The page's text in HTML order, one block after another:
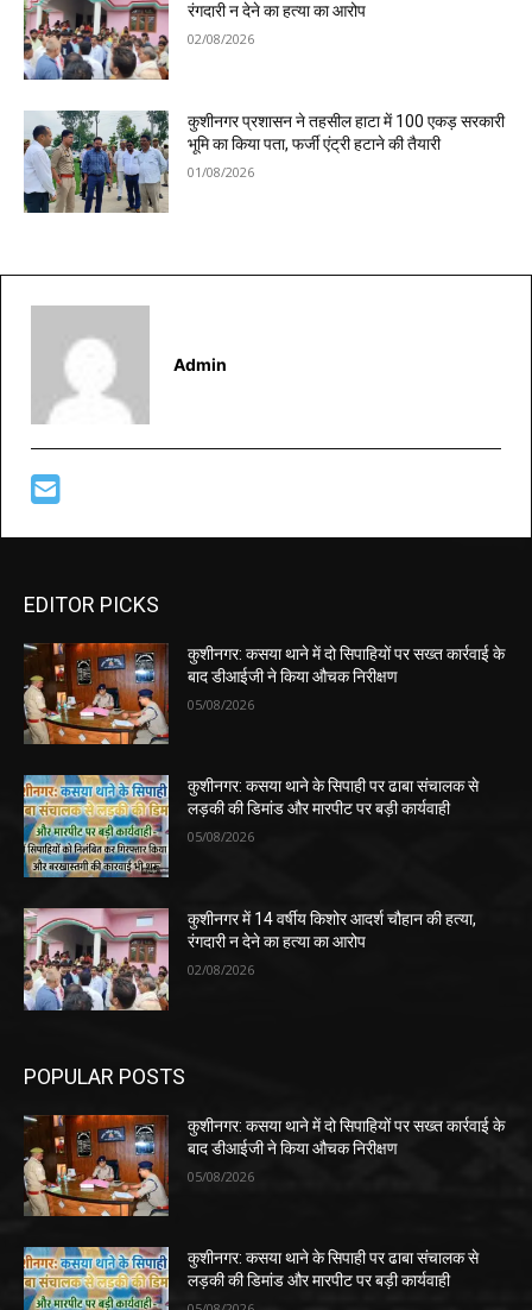
रंगदारी न देने का हत्या का आरोप
02/08/2026
कुशीनगर प्रशासन ने तहसील हाटा में 100 एकड़ सरकारी
भूमि का किया पता, फर्जी एंट्री हटाने की तैयारी
01/08/2026
Admin
EDITOR PICKS
कुशीनगर: कसया थाने में दो सिपाहियों पर सख्त कार्रवाई के
बाद डीआईजी ने किया औचक निरीक्षण
05/08/2026
कुशीनगर: कसया थाने के सिपाही पर ढाबा संचालक से
लड़की की डिमांड और मारपीट पर बड़ी कार्यवाही
05/08/2026
कुशीनगर में 14 वर्षीय किशोर आदर्श चौहान की हत्या,
रंगदारी न देने का हत्या का आरोप
02/08/2026
POPULAR POSTS
कुशीनगर: कसया थाने में दो सिपाहियों पर सख्त कार्रवाई के
बाद डीआईजी ने किया औचक निरीक्षण
05/08/2026
कुशीनगर: कसया थाने के सिपाही पर ढाबा संचालक से
लड़की की डिमांड और मारपीट पर बड़ी कार्यवाही